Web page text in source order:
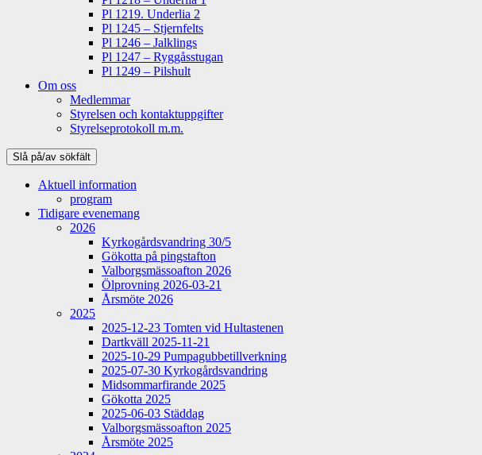
Pl 1219. Underlia 2
Pl 1245 – Stjernfelts
Pl 1246 – Jalklings
Pl 1247 – Ryggåsstugan
Pl 1249 – Pilshult
Om oss
Medlemmar
Styrelsen och kontaktuppgifter
Styrelseprotokoll m.m.
Slå på/av sökfält
Aktuell information
program
Tidigare evenemang
2026
Kyrkogårdsvandring 30/5
Gökotta på pingstafton
Valborgsmässoafton 2026
Ölprovning 2026-03-21
Årsmöte 2026
2025
2025-12-23 Tomten vid Hultastenen
Dartkväll 2025-11-21
2025-10-29 Pumpagubbetillverkning
2025-07-30 Kyrkogårdsvandring
Midsommarfirande 2025
Gökotta 2025
2025-06-03 Städdag
Valborgsmässoafton 2025
Årsmöte 2025